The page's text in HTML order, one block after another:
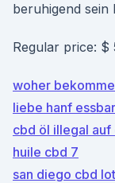
beruhigend sein
Regular price: $
woher
liebe hanf essbar
cbd öl illegal
huile cbd 7
san diego cbd